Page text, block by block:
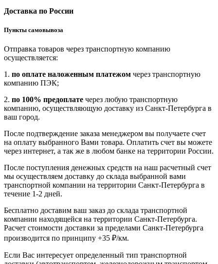
Доставка по России
Пункты самовывоза
Отправка товаров через транспортную компанию
осуществляется:
1. по оплате наложенным платежом через транспортную
компанию ПЭК;
2. по 100% предоплате через любую транспортную
компанию, осуществляющую доставку из Санкт-Петербурга в
ваш город.
После подтверждение заказа менеджером вы получаете счет
на оплату выбранного Вами товара. Оплатить счет вы можете
через интернет, а так же в любом банке на территории России.
После поступления денежных средств на наш расчетный счет
мы осуществляем доставку до склада выбранной вами
транспортной компании на территории Санкт-Петербурга в
течение 1-2 дней.
Бесплатно доставим ваш заказ до склада транспортной
компании находящейся на территории Санкт-Петербурга.
Расчет стоимости доставки за пределами Санкт-Петербурга
производится по принципу +35 ₽/км.
Если Вас интересует определенный тип транспортной